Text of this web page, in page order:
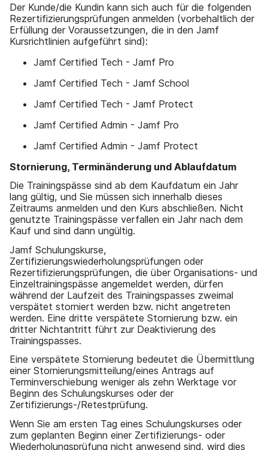
Der Kunde/die Kundin kann sich auch für die folgenden
Rezertifizierungsprüfungen anmelden (vorbehaltlich der
Erfüllung der Voraussetzungen, die in den Jamf
Kursrichtlinien aufgeführt sind):
Jamf Certified Tech - Jamf Pro
Jamf Certified Tech - Jamf School
Jamf Certified Tech - Jamf Protect
Jamf Certified Admin - Jamf Pro
Jamf Certified Admin - Jamf Protect
Stornierung, Terminänderung und Ablaufdatum
Die Trainingspässe sind ab dem Kaufdatum ein Jahr
lang gültig, und Sie müssen sich innerhalb dieses
Zeitraums anmelden und den Kurs abschließen. Nicht
genutzte Trainingspässe verfallen ein Jahr nach dem
Kauf und sind dann ungültig.
Jamf Schulungskurse,
Zertifizierungswiederholungsprüfungen oder
Rezertifizierungsprüfungen, die über Organisations- und
Einzeltrainingspässe angemeldet werden, dürfen
während der Laufzeit des Trainingspasses zweimal
verspätet storniert werden bzw. nicht angetreten
werden. Eine dritte verspätete Stornierung bzw. ein
dritter Nichtantritt führt zur Deaktivierung des
Trainingspasses.
Eine verspätete Stornierung bedeutet die Übermittlung
einer Stornierungsmitteilung/eines Antrags auf
Terminverschiebung weniger als zehn Werktage vor
Beginn des Schulungskurses oder der
Zertifizierungs-/Retestprüfung.
Wenn Sie am ersten Tag eines Schulungskurses oder
zum geplanten Beginn einer Zertifizierungs- oder
Wiederholungsprüfung nicht anwesend sind, wird dies